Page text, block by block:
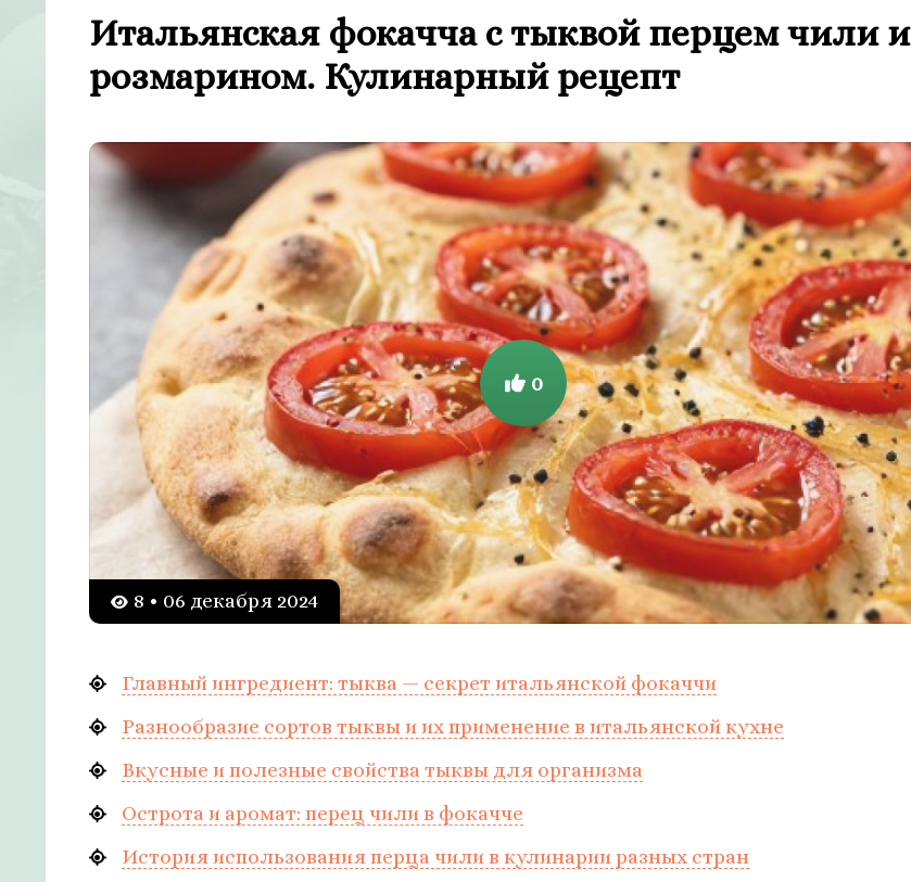
Итальянская фокачча с тыквой перцем чили и
розмарином. Кулинарный рецепт
8 • 06 декабря 2024
0
Главный ингредиент: тыква — секрет итальянской фокаччи
Разнообразие сортов тыквы и их применение в итальянской кухне
Вкусные и полезные свойства тыквы для организма
Острота и аромат: перец чили в фокачче
История использования перца чили в кулинарии разных стран